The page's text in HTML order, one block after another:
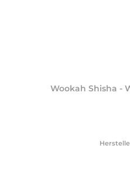
Wookah Shisha -